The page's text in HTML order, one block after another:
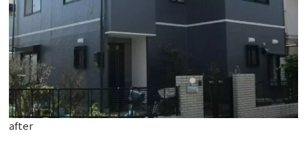
after